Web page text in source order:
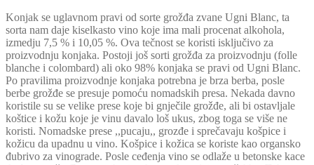
Konjak se uglavnom pravi od sorte grožđa zvane Ugni Blanc, ta
sorta nam daje kiselkasto vino koje ima mali procenat alkohola,
izmedju 7,5 % i 10,05 %. Ova tečnost se koristi isključivo za
proizvodnju konjaka. Postoji još sorti grožđa za proizvodnju (folle
blanche i colombard) ali oko 98% konjaka se pravi od Ugni Blanc.
Po pravilima proizvodnje konjaka potrebna je brza berba, posle
berbe grožđe se presuje pomoću nomadskih presa. Nekada davno
koristile su se velike prese koje bi gnječile grožđe, ali bi ostavljale
koštice i kožu koje je vinu davalo loš ukus, zbog toga se više ne
koristi. Nomadske prese ,,pucaju,, grozđe i sprečavaju košpice i
kožicu da upadnu u vino. Košpice i kožica se koriste kao organsko
đubrivo za vinograde. Posle ceđenja vino se odlaže u betonske kace